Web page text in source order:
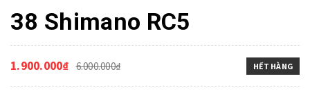
38 Shimano RC5
1.900.000₫ 6.000.000₫ HẾT HÀNG